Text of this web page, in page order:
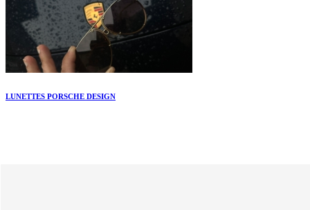
LUNETTES PORSCHE DESIGN